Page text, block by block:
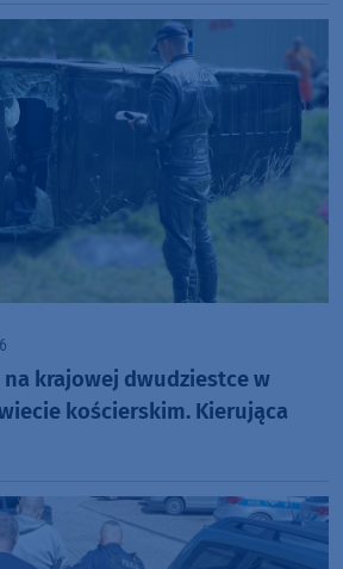
krajowej dwudziestce w
kościerskim. Kierująca